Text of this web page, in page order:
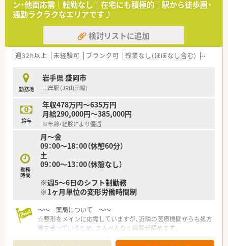
ン・他面応需｜転勤なし｜在宅にも積極的｜駅から徒歩圏・
通勤ラクラクなエリアです♪
検討リストに追加
週32h以上 未経験可 ブランク可 残業なし(ほぼなし含む) 転勤な
勤務地
岩手県 盛岡市
山岸駅 (JR山田線)
給与
年収478万円～635万円
月給290,000円～385,000円
※年齢・経験により優遇
勤務
時間
月～金
09：00～18：00（休憩60分）
土
09：00～13：00（休憩なし）
※週5～6日のシフト制勤務
※1ヶ月単位の変形労働時間制
～～ 薬局について ～～
☆整形をメインに応需していますが、近隣の医療機関からも処方
箋を承っているため、まんべんなく経験が積めます。